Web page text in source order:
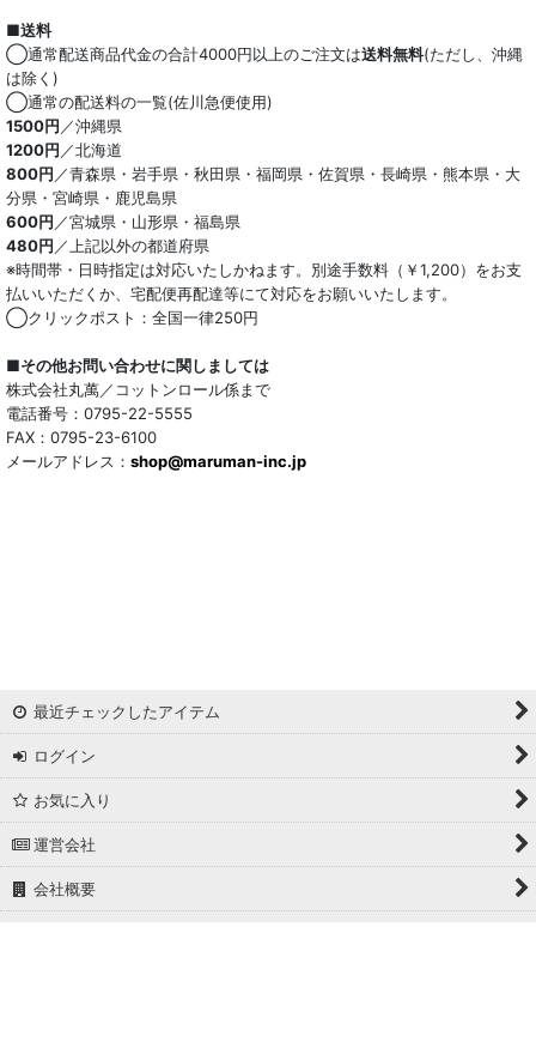
■送料
◯通常配送商品代金の合計4000円以上のご注文は送料無料(ただし、沖縄
は除く)
◯通常の配送料の一覧(佐川急便使用)
1500円 ／沖縄県
1200円 ／北海道
800円 ／青森県・岩手県・秋田県・福岡県・佐賀県・長崎県・熊本県・大
分県・宮崎県・鹿児島県
600円 ／宮城県・山形県・福島県
480円 ／上記以外の都道府県
※時間帯・日時指定は対応いたしかねます。別途手数料（￥1,200）をお支
払いいただくか、宅配便再配達等にて対応をお願いいたします。
◯クリックポスト：全国一律250円
■その他お問い合わせに関しましては
株式会社丸萬／コットンロール係まで
電話番号：0795-22-5555
FAX：0795-23-6100
メールアドレス： shop@maruman-inc.jp
最近チェックしたアイテム
ログイン
お気に入り
運営会社
会社概要